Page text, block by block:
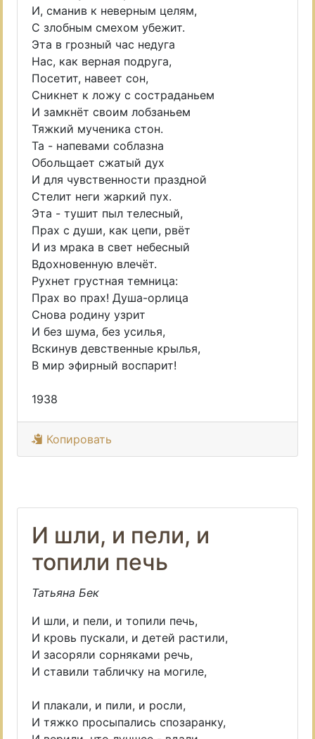
И, сманив к неверным целям,
С злобным смехом убежит.
Эта в грозный час недуга
Нас, как верная подруга,
Посетит, навеет сон,
Сникнет к ложу с состраданьем
И замкнёт своим лобзаньем
Тяжкий мученика стон.
Та - напевами соблазна
Обольщает сжатый дух
И для чувственности праздной
Стелит неги жаркий пух.
Эта - тушит пыл телесный,
Прах с души, как цепи, рвёт
И из мрака в свет небесный
Вдохновенную влечёт.
Рухнет грустная темница:
Прах во прах! Душа-орлица
Снова родину узрит
И без шума, без усилья,
Вскинув девственные крылья,
В мир эфирный воспарит!
1938
Копировать
И шли, и пели, и
топили печь
Татьяна Бек
И шли, и пели, и топили печь,
И кровь пускали, и детей растили,
И засоряли сорняками речь,
И ставили табличку на могиле,
И плакали, и пили, и росли,
И тяжко просыпались спозаранку,